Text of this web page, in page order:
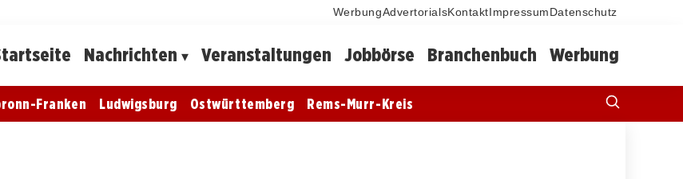
WerbungAdvertorialsKontakt Impressum Datenschutz
Nachrichten Veranstaltungen Jobbörse Branchenbuch Werbung
Franken Ludwigsburg Ostwürttemberg Rems-Murr-Kreis